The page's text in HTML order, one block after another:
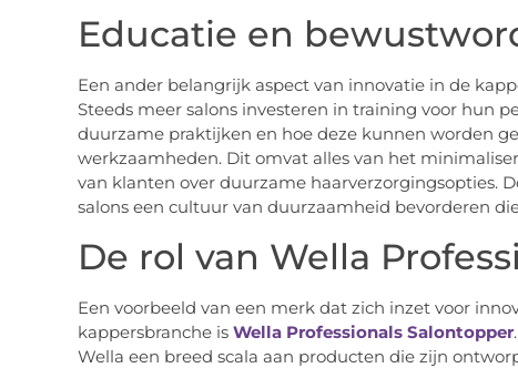
Educatie en
Een ander belangrijk aspect van innovatie in de
Steeds meer salons investeren in training voor hun
duurzame praktijken en hoe deze kunnen worden
werkzaamheden. Dit omvat alles van het
van klanten over duurzame haarverzorgingsopties.
salons een cultuur van duurzaamheid bevorderen
De rol van Wella
Een voorbeeld van een merk dat zich inzet voor
kappersbranche is Wella Professionals Salontopper
Wella een breed scala aan producten die zijn